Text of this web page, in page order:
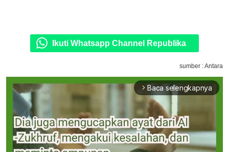
Ikuti Whatsapp Channel Republika
sumber : Antara
arrow_forward_ios Baca selengkapnya